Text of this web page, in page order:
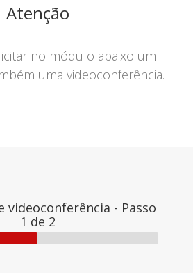
Atenção
no módulo abaixo um
uma videoconferência.
videoconferência - Passo
1 de 2